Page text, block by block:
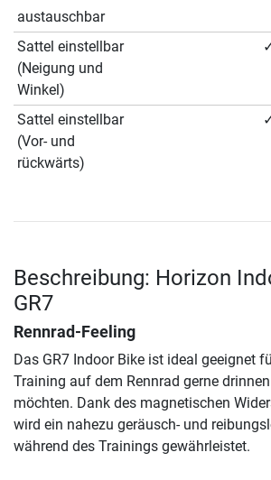
austauschbar
Sattel einstellbar
(Neigung und
Winkel)
Sattel einstellbar
(Vor- und
rückwärts)
Beschreibung: Horizon
GR7
Rennrad-Feeling
Das GR7 Indoor Bike ist ideal geeignet
Training auf dem Rennrad gerne
möchten. Dank des magnetischen
wird ein nahezu geräusch- und
während des Trainings gewährleistet.